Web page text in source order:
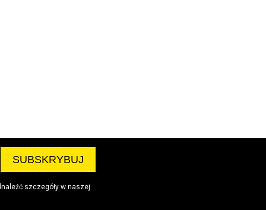
szczegóły w naszej